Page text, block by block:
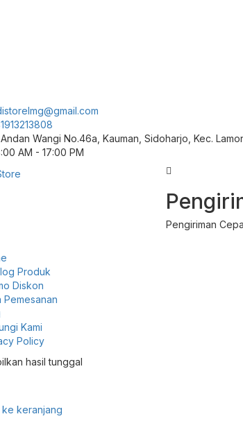
Wangi No.46a, Kauman, Sidoharjo, Kec.
AM - 17:00 PM
Pengiriman
Produk
Diskon
Pemesanan
Kami
Policy
hasil tunggal
ke keranjang